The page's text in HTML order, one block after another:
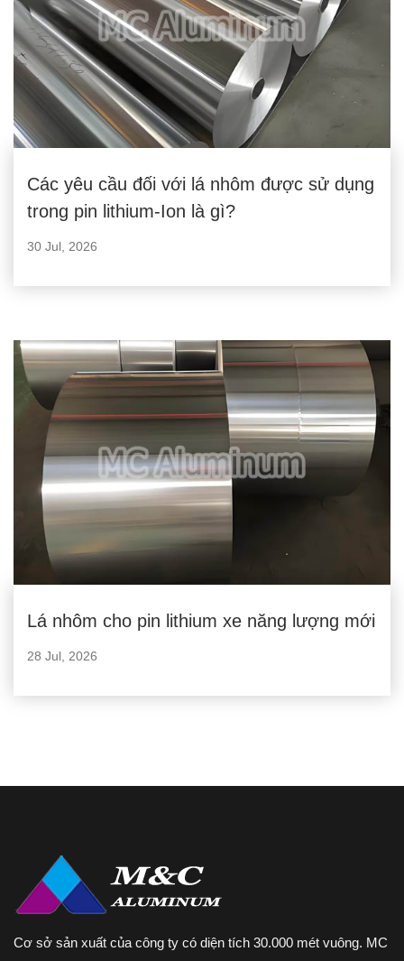
Các yêu cầu đối với lá nhôm được sử dụng
trong pin lithium-Ion là gì?
30 Jul, 2026
Lá nhôm cho pin lithium xe năng lượng mới
28 Jul, 2026
Cơ sở sản xuất của công ty có diện tích 30.000 mét vuông. MC